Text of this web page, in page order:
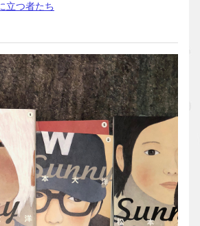
立つ者たち